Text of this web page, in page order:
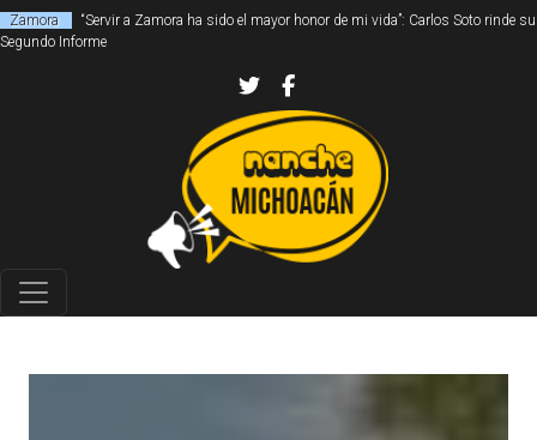
Zamora
“Servir a Zamora ha sido el mayor honor de mi vida”: Carlos Soto rinde su
Segundo Informe